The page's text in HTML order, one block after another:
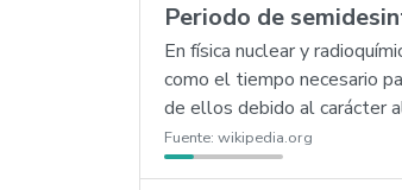
Periodo de
En física nuclear y
como el tiempo necesario
de ellos debido al carácter
Fuente: wikipedia.org